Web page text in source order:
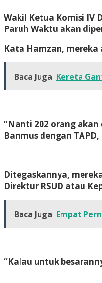
Wakil Ketua Komisi IV
Paruh Waktu akan
Kata Hamzan, mereka
Baca Juga Kereta
“Nanti 202 orang akan
Banmus dengan TAPD,
Ditegaskannya,
Direktur RSUD atau
Baca Juga Empat
“Kalau untuk